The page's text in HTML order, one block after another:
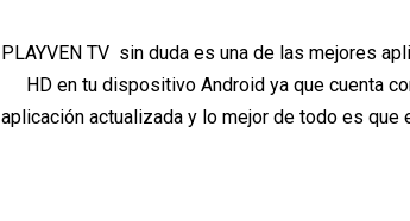
PLAYVEN TV sin duda es una de las mejores
HD en tu dispositivo Android ya que cuenta
aplicación actualizada y lo mejor de todo es